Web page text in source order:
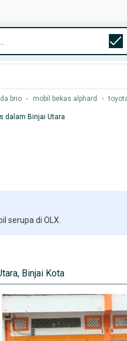
brio - mobil bekas alphard -
dalam Binjai Utara
serupa di OLX.
Binjai Kota